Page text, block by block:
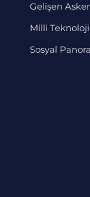
Gelişen
Milli
Sosyal